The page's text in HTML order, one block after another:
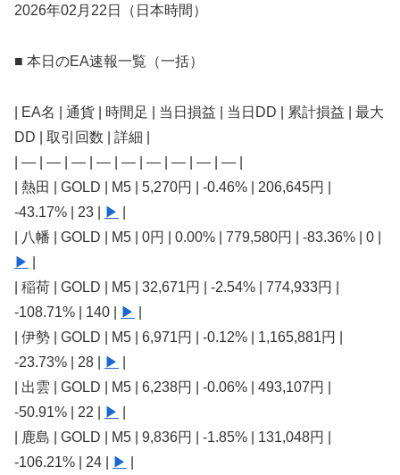
2026年02月22日（日本時間）
■ 本日のEA速報一覧（一括）
| EA名 | 通貨 | 時間足 | 当日損益 | 当日DD | 累計損益 | 最大
DD | 取引回数 | 詳細 |
| — | — | — | — | — | — | — | — | — |
| 熱田 | GOLD | M5 | 5,270円 | -0.46% | 206,645円 |
-43.17% | 23 |
▶
| 八幡 | GOLD | M5 | 0円 | 0.00% | 779,580円 | -83.36% | 0 |
▶
| 稲荷 | GOLD | M5 | 32,671円 | -2.54% | 774,933円 |
-108.71% | 140 |
▶
| 伊勢 | GOLD | M5 | 6,971円 | -0.12% | 1,165,881円 |
-23.73% | 28 |
▶
| 出雲 | GOLD | M5 | 6,238円 | -0.06% | 493,107円 |
-50.91% | 22 |
▶
| 鹿島 | GOLD | M5 | 9,836円 | -1.85% | 131,048円 |
-106.21% | 24 |
▶